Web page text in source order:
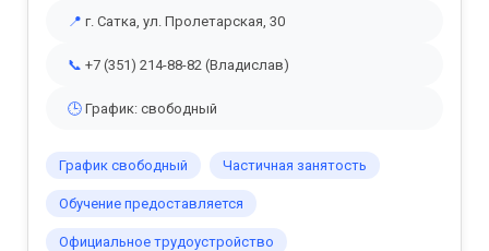
📍 г. Сатка, ул. Пролетарская, 30
📞 +7 (351) 214-88-82 (Владислав)
🕒 График: свободный
График свободный Частичная занятость
Обучение предоставляется
Официальное трудоустройство